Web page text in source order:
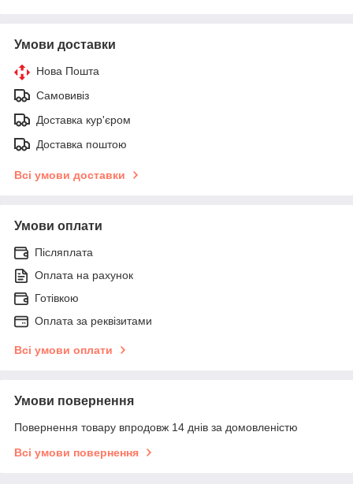
Умови доставки
Нова Пошта
Самовивіз
Доставка кур'єром
Доставка поштою
Всі умови доставки
Умови оплати
Післяплата
Оплата на рахунок
Готівкою
Оплата за реквізитами
Всі умови оплати
Умови повернення
Повернення товару впродовж 14 днів за домовленістю
Всі умови повернення